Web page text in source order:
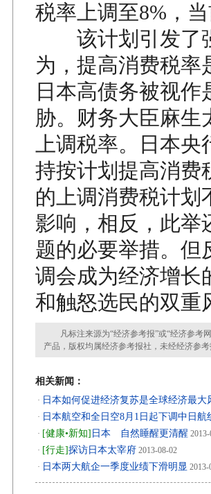
税率上调至8%，
该计划引发了
为，提高消费税率
日本高债务被视
胁。财务大臣麻生
上调税率。日本
持按计划提高消费
的上调消费税计划
影响，相反，此举
题的必要举措。但
调会成为经济增长
和触怒选民的双重
凡标注来源为“经济参考报”或“经济参考
产品，版权均属经济参考报社，未经经济参
相关新闻：
· 日本如何促进经济复苏是全球经济最大
· 日本航空和全日空8月1日起下调中日航
· [健康•新知] 日本 自然睡醒更清醒
· [行走]探访日本太宰府 2013-08-02
· 日本两大航企一季度业绩下滑明显 2013-